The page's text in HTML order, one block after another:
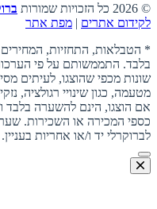
© 2026 כל הזכויות שמורות
לקידום אתרים | מפת אתר
* הטבלאות, התחזיות, המחירים
בלבד. התממשותם על פי
שונות מכפי שהוצגו, לעיתים
מטעמה, כגון שינויי רגולציה,
אם הוצגו, הינם להשערה בלבד
כספי המכירה או השכירות.
לברוקרלי יד ו/או אחריות בעניין.